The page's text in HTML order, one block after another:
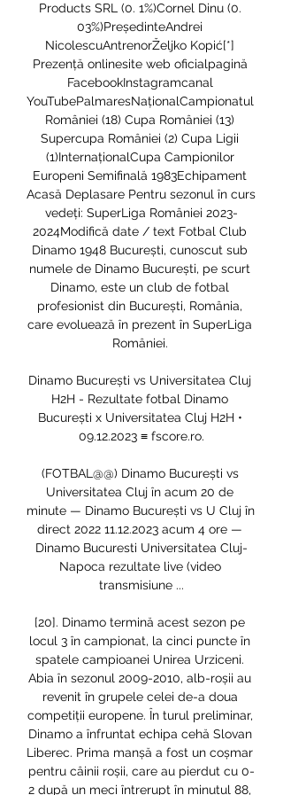
Products SRL (0. 1%)Cornel Dinu (0.
03%)PreședinteAndrei
NicolescuAntrenorŽeljko Kopić[*]
Prezență onlinesite web oficialpagină
FacebookInstagramcanal
YouTubePalmaresNaționalCampionatul
României (18) Cupa României (13)
Supercupa României (2) Cupa Ligii
(1)InternaționalCupa Campionilor
Europeni Semifinală 1983Echipament
Acasă Deplasare Pentru sezonul în curs
vedeți: SuperLiga României 2023-
2024Modifică date / text Fotbal Club
Dinamo 1948 București, cunoscut sub
numele de Dinamo București, pe scurt
Dinamo, este un club de fotbal
profesionist din București, România,
care evoluează în prezent în SuperLiga
României.
Dinamo București vs Universitatea Cluj
H2H - Rezultate fotbal Dinamo
București x Universitatea Cluj H2H •
09.12.2023 ≡ fscore.ro.
(FOTBAL@@) Dinamo București vs
Universitatea Cluj în acum 20 de
minute — Dinamo București vs U Cluj în
direct 2022 11.12.2023 acum 4 ore —
Dinamo Bucuresti Universitatea Cluj-
Napoca rezultate live (video
transmisiune ...
[20]. Dinamo termină acest sezon pe
locul 3 în campionat, la cinci puncte în
spatele campioanei Unirea Urziceni.
Abia în sezonul 2009-2010, alb-roșii au
revenit în grupele celei de-a doua
competiții europene. În turul preliminar,
Dinamo a înfruntat echipa cehă Slovan
Liberec. Prima manșă a fost un coșmar
pentru câinii roșii, care au pierdut cu 0-
2 după un meci întrerupt în minutul 88,